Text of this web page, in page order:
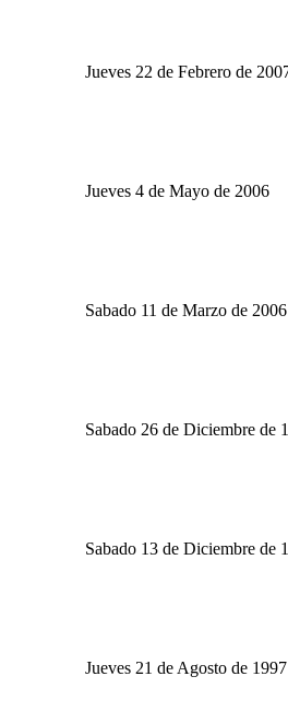
Jueves 22 de Febrero de
Jueves 4 de Mayo de 2006
Sabado 11 de Marzo de 2006
Sabado 26 de Diciembre de
Sabado 13 de Diciembre de
Jueves 21 de Agosto de 1997